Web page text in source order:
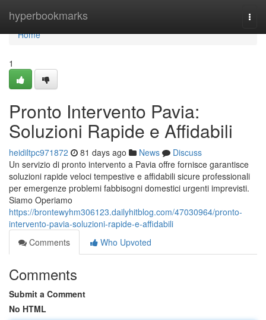
hyperbookmarks
Home
Home
1
Pronto Intervento Pavia:
Soluzioni Rapide e Affidabili
heidiltpc971872 81 days ago News
Discuss
Un servizio di pronto intervento a Pavia offre fornisce garantisce
soluzioni rapide veloci tempestive e affidabili sicure professionali
per emergenze problemi fabbisogni domestici urgenti imprevisti.
Siamo Operiamo
https://brontewyhm306123.dailyhitblog.com/47030964/pronto-
intervento-pavia-soluzioni-rapide-e-affidabili
Comments
Who Upvoted
Comments
Submit a Comment
No HTML